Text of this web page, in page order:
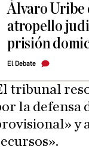
Álvaro Uribe
atropello
prisión
El Debate
tribunal
la defensa
y